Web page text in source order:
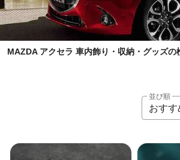
MAZDA アクセラ 車内飾り・収納・グッズの
並び順
おすす